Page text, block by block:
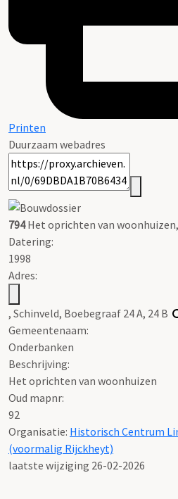
Printen
Duurzaam webadres
794Het oprichten van
Datering:
1998
Adres:
, Schinveld, Boebegraaf 24 A, 24 B
Gemeentenaam:
Onderbanken
Beschrijving:
Het oprichten van woonhuizen
Oud mapnr:
92
Organisatie: Historisch Centrum
(voormalig Rijckheyt)
laatste wijziging 26-02-2026